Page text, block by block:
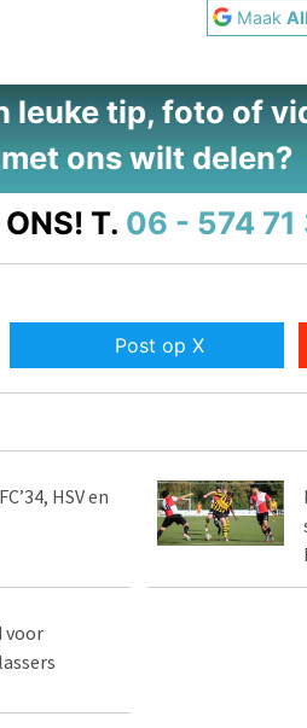
Maak
leuke tip, foto of
met ons wilt delen?
T. 06 - 574 71
Post op X
HSV en
voor